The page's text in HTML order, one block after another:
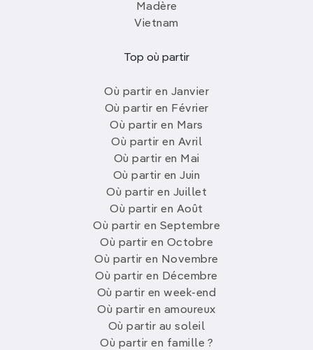
Madère
Vietnam
Top où partir
Où partir en Janvier
Où partir en Février
Où partir en Mars
Où partir en Avril
Où partir en Mai
Où partir en Juin
Où partir en Juillet
Où partir en Août
Où partir en Septembre
Où partir en Octobre
Où partir en Novembre
Où partir en Décembre
Où partir en week-end
Où partir en amoureux
Où partir au soleil
Où partir en famille ?